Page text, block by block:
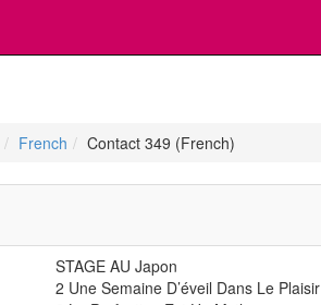
French Contact 349 (French)
STAGE AU Japon
2 Une Semaine D’éveil Dans Le Plaisir